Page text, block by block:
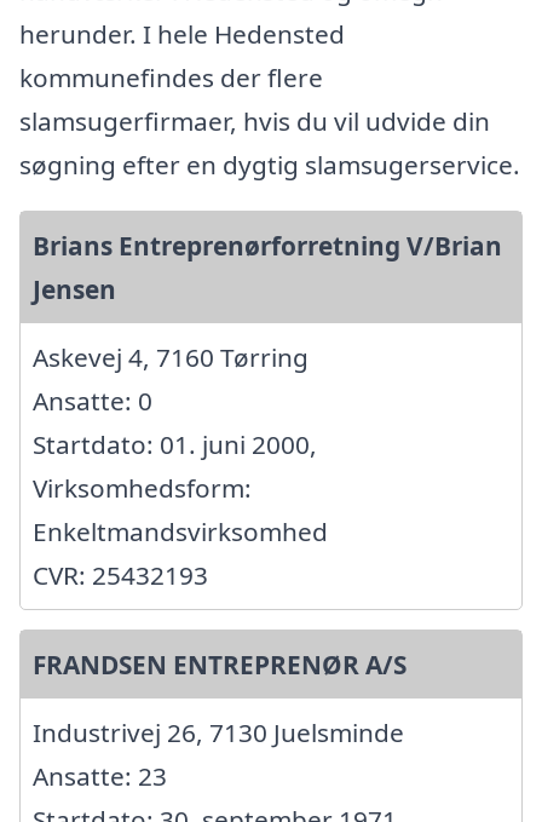
herunder. I hele Hedensted
kommunefindes der flere
slamsugerfirmaer, hvis du vil udvide din
søgning efter en dygtig slamsugerservice.
Brians Entreprenørforretning V/Brian
Jensen
Askevej 4, 7160 Tørring
Ansatte: 0
Startdato: 01. juni 2000,
Virksomhedsform:
Enkeltmandsvirksomhed
CVR: 25432193
FRANDSEN ENTREPRENØR A/S
Industrivej 26, 7130 Juelsminde
Ansatte: 23